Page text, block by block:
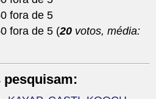
(20 votos, média:
pesquisam: